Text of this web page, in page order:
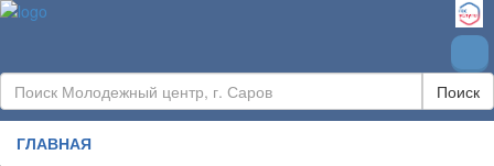
Поиск
ГЛАВНАЯ